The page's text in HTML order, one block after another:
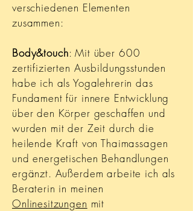
verschiedenen Elementen
zusammen:
Body&touch: Mit über 600
zertifizierten Ausbildungsstunden
habe ich als Yogalehrerin das
Fundament für innere Entwicklung
über den Körper geschaffen und
wurden mit der Zeit durch die
heilende Kraft von Thaimassagen
und energetischen Behandlungen
ergänzt. Außerdem arbeite ich als
Beraterin in meinen
Onlinesitzungen mit